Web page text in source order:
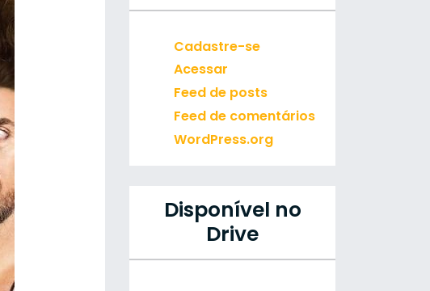
Cadastre-se
Acessar
Feed de posts
Feed de comentários
WordPress.org
Disponível no
Drive